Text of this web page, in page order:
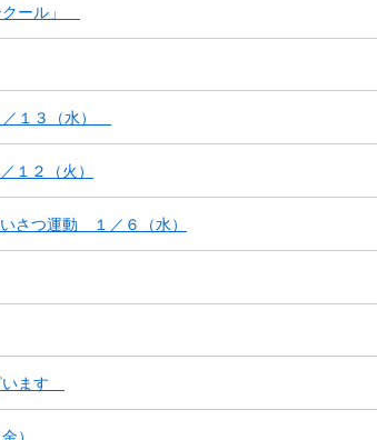
クール」
１３（水）
２（火）
さつ運動 １／６（水）
います